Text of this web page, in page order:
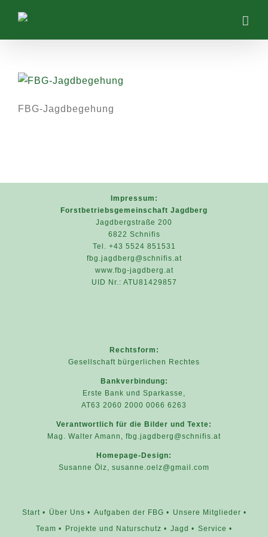
Inhalt
springen
FBG-Jagdbegehung
Impressum:
Forstbetriebsgemeinschaft Jagdberg
Jagdbergstraße 200
6822 Schnifis
Tel. +43 5524 851531
fbg.jagdberg@schnifis.at
www.fbg-jagdberg.at
UID Nr.: ATU81429857
Rechtsform:
Gesellschaft bürgerlichen Rechtes
Bankverbindung:
Erste Bank und Sparkasse,
AT63 2060 2000 0066 6263
Verantwortlich für die Bilder und Texte:
Mag. Walter Amann, fbg.jagdberg@schnifis.at
Homepage-Design:
Susanne Ölz, susanne.oelz@gmail.com
Start Über Uns Aufgaben der FBG
Unsere Mitglieder
Team
Projekte und Naturschutz Jagd Service